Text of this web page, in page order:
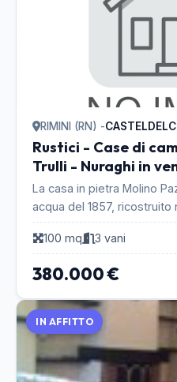
RIMINI (RN) -CASTELDELCI
Rustici - Case di
Trulli - Nuraghi in
La casa in pietra Molino
acqua del 1857, ricostruito
Cecchini) si erge in un
100 mq
3 vani
380.000 €
IN AFFITTO